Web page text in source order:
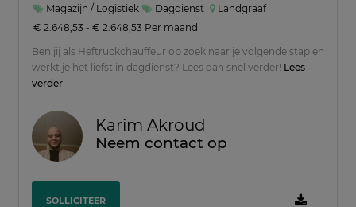
Magazijn / Logistiek Dagdienst
Landgraaf
€ 2.648,53 - € 2.648,53 Per maand
Ben jij als Heftruckchauffeur op zoek naar je volgende stap en
werkt je het liefst in dagdienst? Lees dan snel verder! Lees
verder
Karim Akroud
Neem contact op
SOLLICITEER